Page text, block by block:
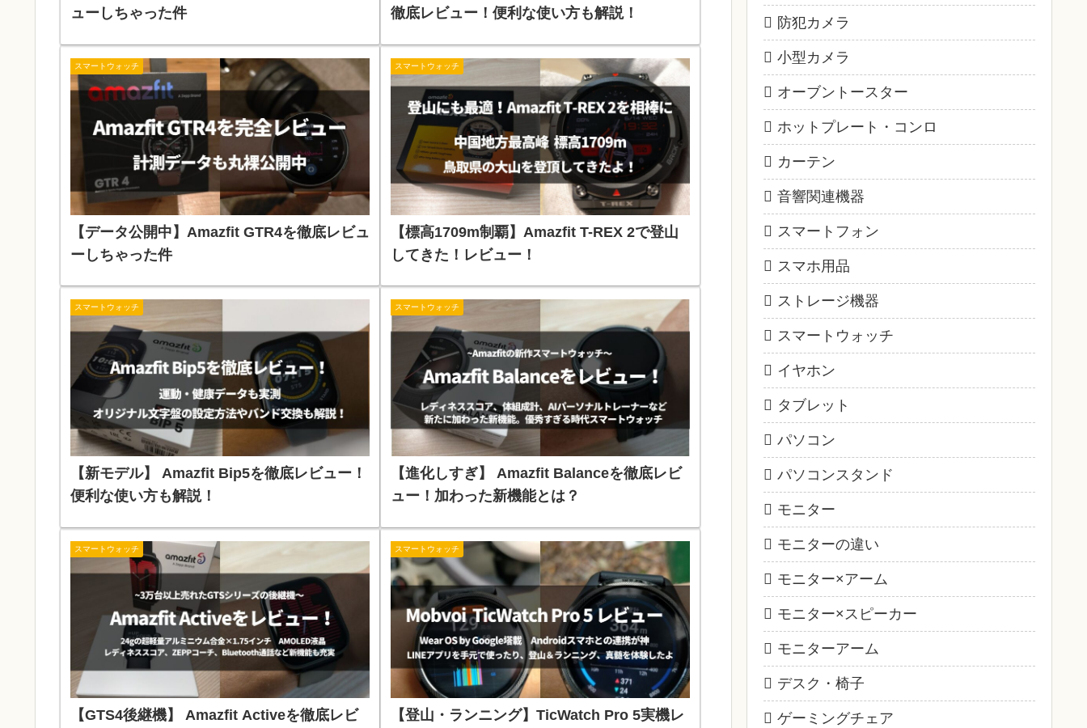
ューしちゃった件
徹底レビュー！便利な使い方も解説！
スマートウォッチ
【データ公開中】Amazfit GTR4を徹底レビュ
ーしちゃった件
スマートウォッチ
【標高1709m制覇】Amazfit T-REX 2で登山
してきた！レビュー！
スマートウォッチ
【新モデル】 Amazfit Bip5を徹底レビュー！
便利な使い方も解説！
スマートウォッチ
【進化しすぎ】 Amazfit Balanceを徹底レビ
ュー！加わった新機能とは？
スマートウォッチ
【GTS4後継機】 Amazfit Activeを徹底レビ
スマートウォッチ
【登山・ランニング】TicWatch Pro 5実機レ
防犯カメラ
小型カメラ
オーブントースター
ホットプレート・コンロ
カーテン
音響関連機器
スマートフォン
スマホ用品
ストレージ機器
スマートウォッチ
イヤホン
タブレット
パソコン
パソコンスタンド
モニター
モニターの違い
モニター×アーム
モニター×スピーカー
モニターアーム
デスク・椅子
ゲーミングチェア